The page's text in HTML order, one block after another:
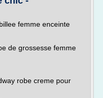
femme enceinte
de grossesse femme
robe creme pour